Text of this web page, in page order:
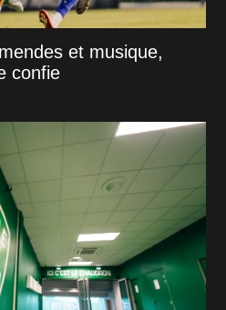
et musique,
confie